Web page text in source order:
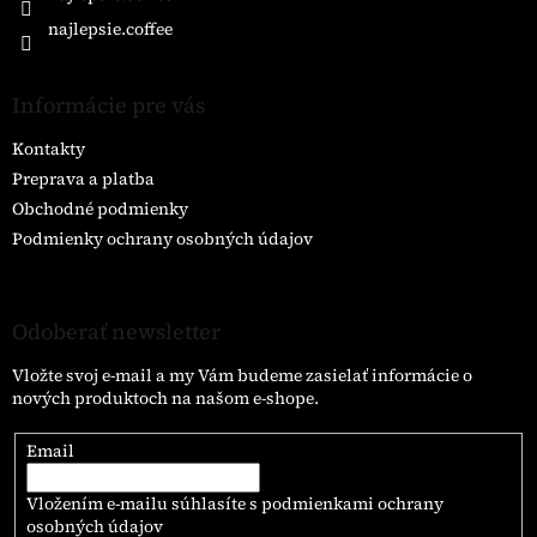
najlepsie.coffee
Informácie pre vás
Kontakty
Preprava a platba
Obchodné podmienky
Podmienky ochrany osobných údajov
Odoberať newsletter
Vložte svoj e-mail a my Vám budeme zasielať informácie o
nových produktoch na našom e-shope.
Email
Vložením e-mailu súhlasíte s podmienkami ochrany
osobných údajov